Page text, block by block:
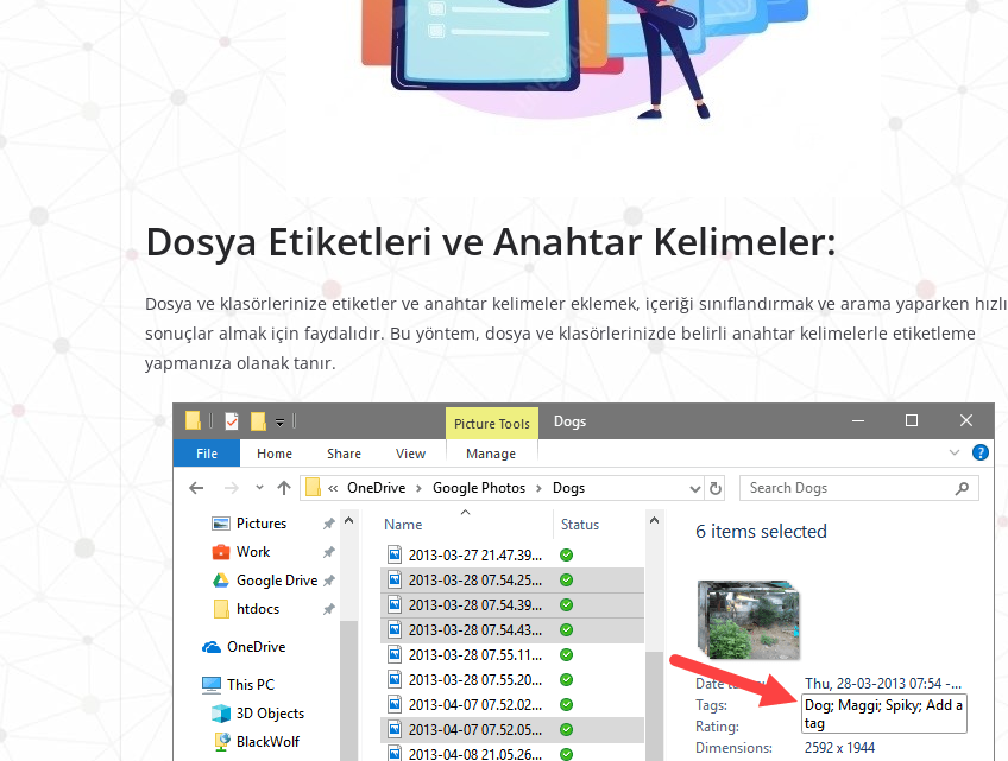
Dosya Etiketleri ve Anahtar Kelimeler:
Dosya ve klasörlerinize etiketler ve anahtar kelimeler eklemek, içeriği sınıflandırmak ve arama yaparken hızlı
sonuçlar almak için faydalıdır. Bu yöntem, dosya ve klasörlerinizde belirli anahtar kelimelerle etiketleme
yapmanıza olanak tanır.